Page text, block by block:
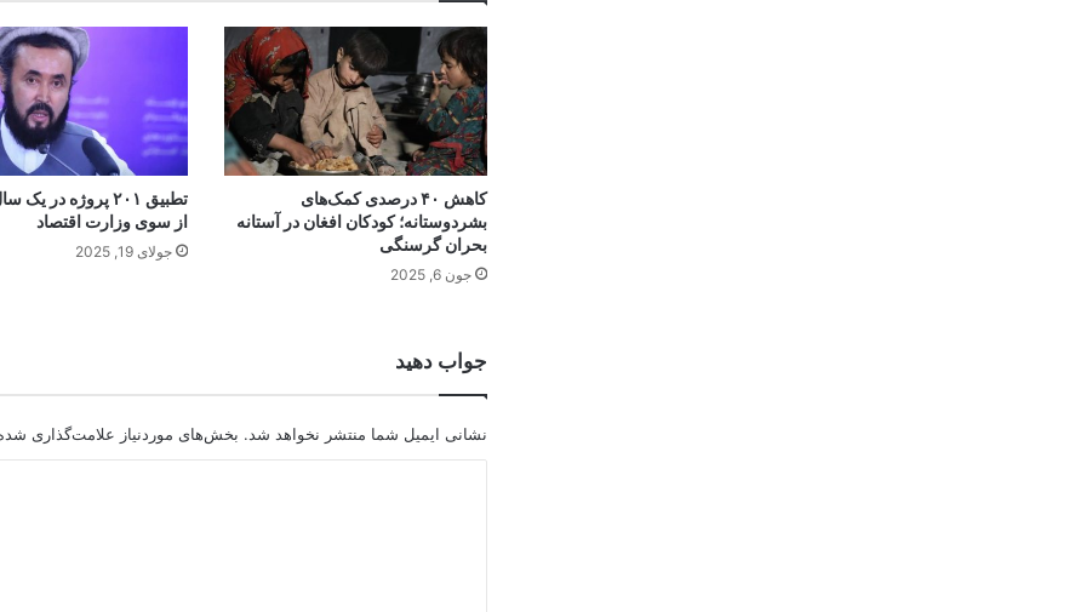
کاهش ۴۰ درصدی کمک‌های
بشردوستانه؛ کودکان افغان در آستانه
بحران گرسنگی
جون 6, 2025
تطبیق ۲۰۱ پروژه در
از سوی وزارت اقتصاد
جولای 19, 2025
جواب دهید
نشانی ایمیل شما منتشر نخواهد شد. بخش‌های موردنیاز علامت‌گذاری